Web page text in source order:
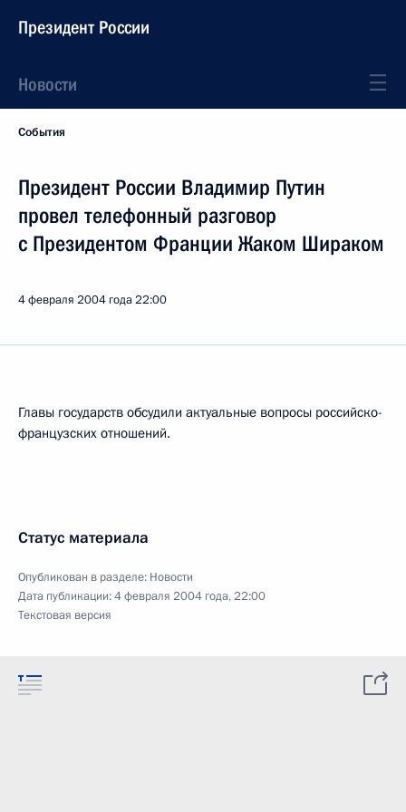
Президент России
Новости
События
Президент России Владимир Путин
провел телефонный разговор
с Президентом Франции Жаком Шираком
4 февраля 2004 года22:00
Главы государств обсудили актуальные вопросы российско-
французских отношений.
Статус материала
Опубликован в разделе: Новости
Дата публикации:4 февраля 2004 года, 22:00
Текстовая версия